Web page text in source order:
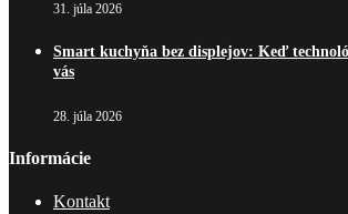
31. júla 2026
Smart kuchyňa bez displejov: Keď
vás
28. júla 2026
Informácie
Kontakt